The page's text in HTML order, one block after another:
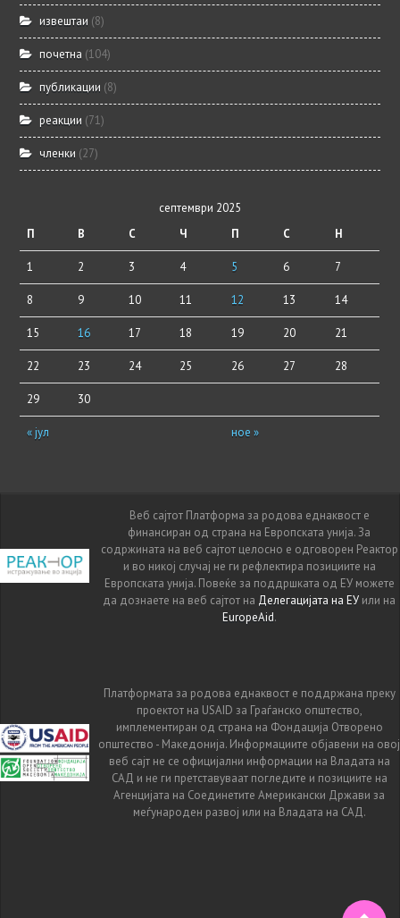
извештаи (8)
почетна (104)
публикации (8)
реакции (71)
членки (27)
септември 2025
П
В С Ч П С Н
« јул ное »
1 2 3 4 5 6 7
8 9 10 11 12 13 14
15 16 17 18 19 20 21
22 23 24 25 26 27 28
29 30
Веб сајтот Платформа за родова еднаквост е
финансиран од страна на Европската унија. За
содржината на веб сајтот целосно е одговорен Реактор
и во никој случај не ги рефлектира позициите на
Европската унија. Повеќе за поддршката од ЕУ можете
да дознаете на веб сајтот на Делегацијата на ЕУ или на
EuropeAid.
Платформата за родова еднаквост е поддржана преку
проектот на USAID за Граѓанско општество,
имплементиран од страна на Фондација Отворено
општество - Македонија. Информациите објавени на овој
веб сајт не се официјални информации на Владата на
САД и не ги претставуваат погледите и позициите на
Агенцијата на Соединетите Американски Држави за
меѓународен развој или на Владата на САД.